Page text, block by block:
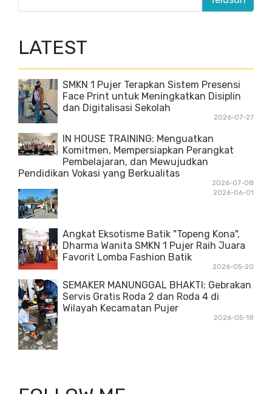
LATEST
SMKN 1 Pujer Terapkan Sistem Presensi
Face Print untuk Meningkatkan Disiplin
dan Digitalisasi Sekolah
2026-07-27
IN HOUSE TRAINING: Menguatkan
Komitmen, Mempersiapkan Perangkat
Pembelajaran, dan Mewujudkan
Pendidikan Vokasi yang Berkualitas
2026-07-08
2026-06-01
Angkat Eksotisme Batik "Topeng Kona",
Dharma Wanita SMKN 1 Pujer Raih Juara
Favorit Lomba Fashion Batik
2026-05-20
SEMAKER MANUNGGAL BHAKTI: Gebrakan
Servis Gratis Roda 2 dan Roda 4 di
Wilayah Kecamatan Pujer
2026-05-18